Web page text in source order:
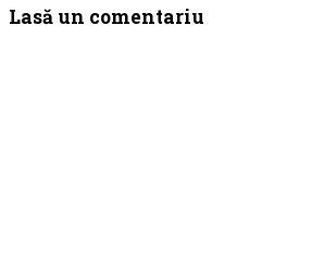
Interactions
Lasă un comentariu